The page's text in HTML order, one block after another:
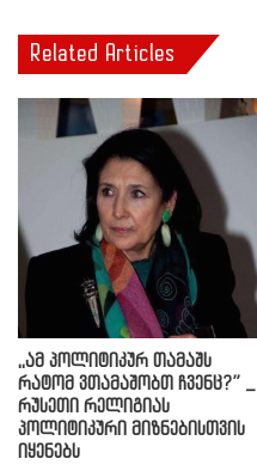
Related Articles
,,ამ პოლიტიკურ თამაშს
რატომ ვთამაშობთ ჩვენც?” _
რუსეთი რელიგიას
პოლიტიკური მიზნებისთვის
იყენებს